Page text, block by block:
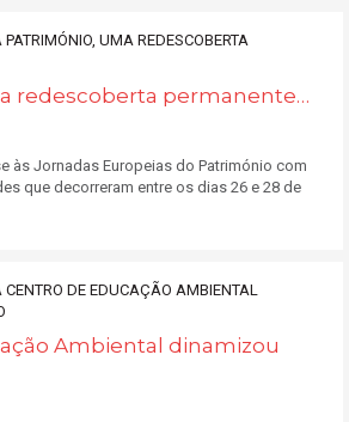
redescoberta permanente…
às Jornadas Europeias do Património com
que decorreram entre os dias 26 e 28 de
Ambiental dinamizou